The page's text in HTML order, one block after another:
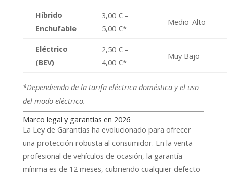
Híbrido
Enchufable
3,00 € –
5,00 €*
Medio-Alto
Eléctrico
(BEV)
2,50 € –
4,00 €*
Muy Bajo
*Dependiendo de la tarifa eléctrica doméstica y el uso
del modo eléctrico.
Marco legal y garantías en 2026
La Ley de Garantías ha evolucionado para ofrecer
una protección robusta al consumidor. En la venta
profesional de vehículos de ocasión, la garantía
mínima es de 12 meses, cubriendo cualquier defecto